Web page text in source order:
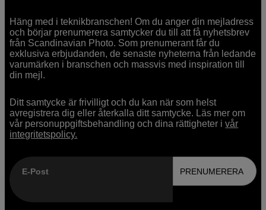
Häng med i teknikbranschen! Om du anger din mejladress
och börjar prenumerera samtycker du till att få nyhetsbrev
från Scandinavian Photo. Som prenumerant får du
exklusiva erbjudanden, de senaste nyheterna från ledande
varumärken i branschen och massvis med inspiration till
din mejl.
Ditt samtycke är frivilligt och du kan när som helst
avregistrera dig eller återkalla ditt samtycke. Läs mer om
vår personuppgiftsbehandling och dina rättigheter ivår
integritetspolicy.
E-Post PRENUMERERA